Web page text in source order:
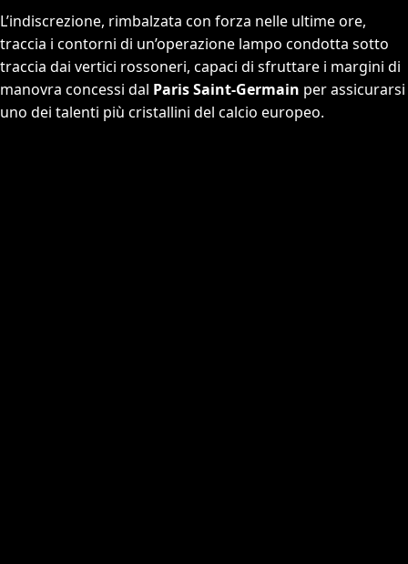
L’indiscrezione, rimbalzata con forza nelle ultime ore,
traccia i contorni di un’operazione lampo condotta sotto
traccia dai vertici rossoneri, capaci di sfruttare i margini di
manovra concessi dal Paris Saint-Germain per assicurarsi
uno dei talenti più cristallini del calcio europeo.